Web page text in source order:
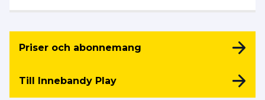
Priser och abonnemang
Till Innebandy Play